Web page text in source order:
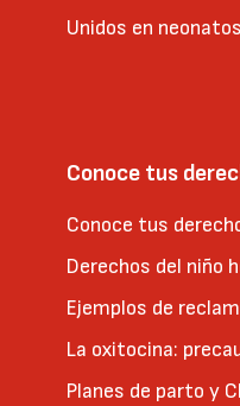
Unidos en neonatos
Conoce tus
Conoce tus
Derechos del niño
Ejemplos de
La oxitocina:
Planes de parto y CI